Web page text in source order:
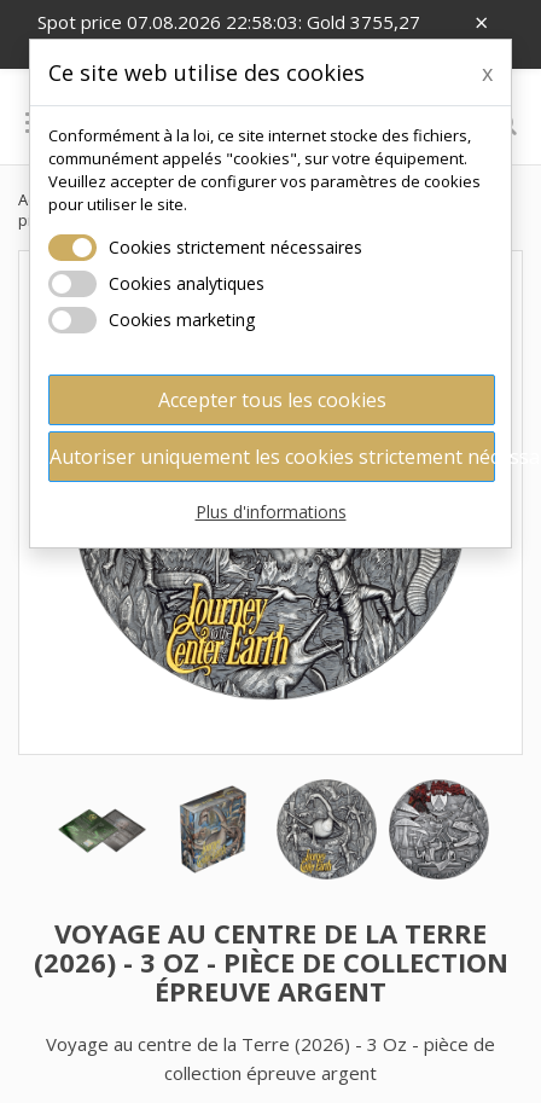
×
Spot price 07.08.2026 22:58:03: Gold 3755,27
EUR/Oz; Silver 54,91 EUR/Oz
0
Accueil Collection
pièce de collection épreuve argent
VOYAGE AU CENTRE DE LA TERRE
(2026) - 3 OZ - PIÈCE DE COLLECTION
ÉPREUVE ARGENT
Voyage au centre de la Terre (2026) - 3 Oz - pièce de
collection épreuve argent
Ce site web utilise des cookies x
Conformément à la loi, ce site internet stocke des fichiers,
communément appelés "cookies", sur votre équipement.
Veuillez accepter de configurer vos paramètres de cookies
pour utiliser le site.
Cookies strictement nécessaires
Cookies analytiques
Cookies marketing
Accepter tous les cookies
Autoriser uniquement les cookies strictement
Plus d'informations